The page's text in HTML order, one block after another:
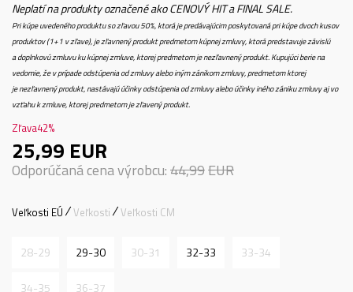
Neplatí na produkty označené ako CENOVÝ HIT a FINAL SALE.
Pri kúpe uvedeného produktu so zľavou 50%, ktorá je predávajúcim poskytovaná pri kúpe dvoch kusov
produktov (1+1 v zľave), je zľavnený produkt predmetom kúpnej zmluvy, ktorá predstavuje závislú
a doplnkovú zmluvu ku kúpnej zmluve, ktorej predmetom je nezľavnený produkt. Kupujúci berie na
vedomie, že v prípade odstúpenia od zmluvy alebo iným zánikom zmluvy, predmetom ktorej
je nezľavnený produkt, nastávajú účinky odstúpenia od zmluvy alebo účinky iného zániku zmluvy aj vo
vzťahu k zmluve, ktorej predmetom je zľavený produkt.
Zľava42%
25,99 EUR
Odporúčaná cena výrobcu:44,99EUR
Veľkosti EÚ Veľkosti Veľkosti CM
28-29 29-30 30-31 32-33 33-34
34-35 36-37